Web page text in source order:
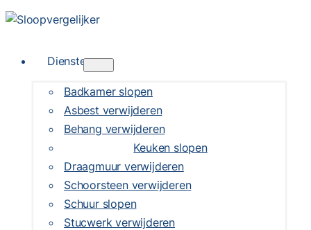
Diensten
Badkamer slopen
Asbest verwijderen
Behang verwijderen
Keuken slopen
Draagmuur verwijderen
Schoorsteen verwijderen
Schuur slopen
Stucwerk verwijderen